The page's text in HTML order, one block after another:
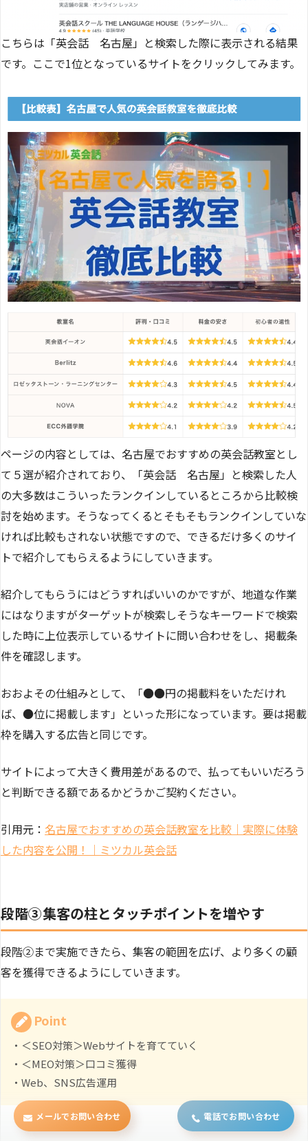
こちらは「英会話 名古屋」と検索した際に表示される結果
です。ここで1位となっているサイトをクリックしてみます。
ページの内容としては、名古屋でおすすめの英会話教室とし
て５選が紹介されており、「英会話 名古屋」と検索した人
の大多数はこういったランクインしているところから比較検
討を始めます。そうなってくるとそもそもランクインしていな
ければ比較もされない状態ですので、できるだけ多くのサイ
トで紹介してもらえるようにしていきます。
紹介してもらうにはどうすればいいのかですが、地道な作業
にはなりますがターゲットが検索しそうなキーワードで検索
した時に上位表示しているサイトに問い合わせをし、掲載条
件を確認します。
おおよその仕組みとして、「●●円の掲載料をいただけれ
ば、●位に掲載します」といった形になっています。要は掲載
枠を購入する広告と同じです。
サイトによって大きく費用差があるので、払ってもいいだろう
と判断できる額であるかどうかご契約ください。
引用元： 名古屋でおすすめの英会話教室を比較｜実際に体験
した内容を公開！｜ミツカル英会話
段階③集客の柱とタッチポイントを増やす
段階②まで実施できたら、集客の範囲を広げ、より多くの顧
客を獲得できるようにしていきます。
Point
・＜SEO対策＞Webサイトを育てていく
・＜MEO対策＞口コミ獲得
・Web、SNS広告運用
メールでお問い合わせ 電話でお問い合わせ